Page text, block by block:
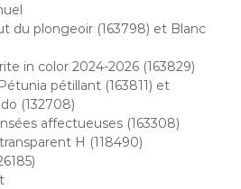
du plongeoir (163798) et Blanc
in color 2024-2026 (163829)
pétillant (163811) et
(132708)
affectueuses (163308)
H (118490)